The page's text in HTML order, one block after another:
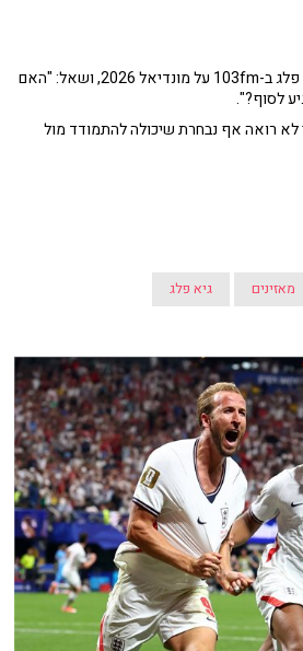
המאזין ביקש לשוחח עם גיא פלג ב-103fm על מונדיאל 2026, ושאל: "האם
לסוף?".
לא רואה אף נבחרת שיכולה להתמודד מול
מאזינים גיא פלג